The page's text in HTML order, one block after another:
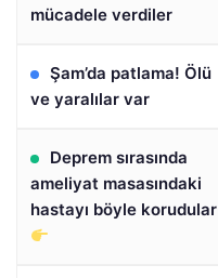
mücadele verdiler
Şam’da patlama! Ölü
ve yaralılar var
Deprem sırasında
ameliyat masasındaki
hastayı böyle korudular